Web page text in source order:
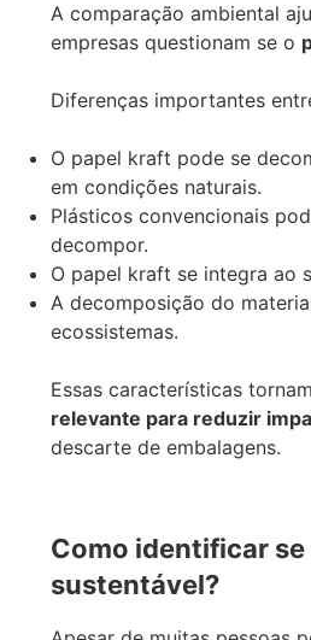
A comparação ambiental
empresas questionam se o
Diferenças importantes
O papel kraft pode se
em condições naturais.
Plásticos convencionais
decompor.
O papel kraft se integra ao
A decomposição do
ecossistemas.
Essas características
relevante para reduzir
descarte de embalagens.
Como identificar se
sustentável?